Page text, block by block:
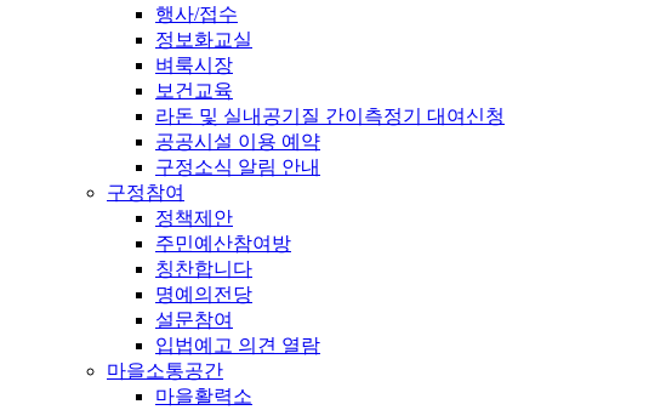
행사/접수
정보화교실
벼룩시장
보건교육
라돈 및 실내공기질 간이측정기 대여신청
공공시설 이용 예약
구정소식 알림 안내
구정참여
정책제안
주민예산참여방
칭찬합니다
명예의전당
설문참여
입법예고 의견 열람
마을소통공간
마을활력소